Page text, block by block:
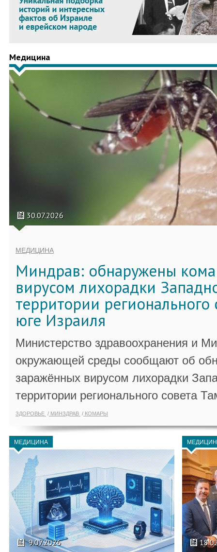
Медицина
30.07.2026
МЕДИЦИНА
Миндрав: обнаружены
вирусом лихорадки
территории регионального
юге Израиля
Министерство здравоохранения и
окружающей среды сообщают об
заражённых вирусом лихорадки
территории регионального совета
ЗДОРОВЬЕ МИНЗДРАВ КОМАРЫ
МЕДИЦИНА
9.07.2026